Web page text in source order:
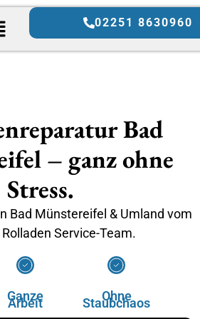
02251 8630960
Bad
– ganz ohne
Stress.
Bad Münstereifel & Umland vom
Service-Team.
Ganze
Arbeit Ohne
Staubchaos